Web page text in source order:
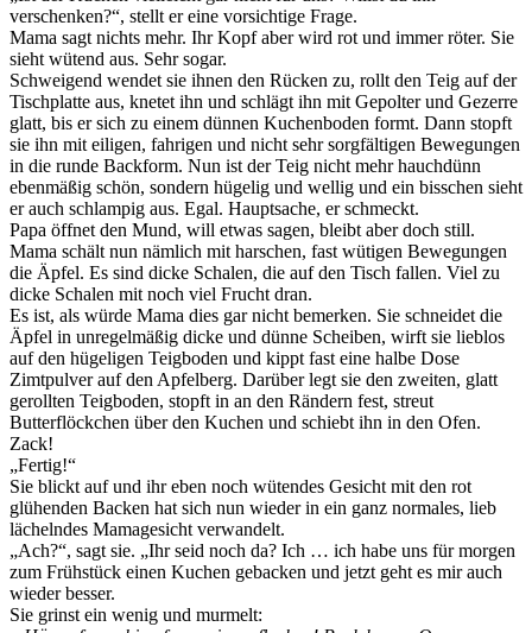
verschenken?“, stellt er eine vorsichtige Frage.
Mama sagt nichts mehr. Ihr Kopf aber wird rot und immer röter. Sie
sieht wütend aus. Sehr sogar.
Schweigend wendet sie ihnen den Rücken zu, rollt den Teig auf der
Tischplatte aus, knetet ihn und schlägt ihn mit Gepolter und Gezerre
glatt, bis er sich zu einem dünnen Kuchenboden formt. Dann stopft
sie ihn mit eiligen, fahrigen und nicht sehr sorgfältigen Bewegungen
in die runde Backform. Nun ist der Teig nicht mehr hauchdünn
ebenmäßig schön, sondern hügelig und wellig und ein bisschen sieht
er auch schlampig aus. Egal. Hauptsache, er schmeckt.
Papa öffnet den Mund, will etwas sagen, bleibt aber doch still.
Mama schält nun nämlich mit harschen, fast wütigen Bewegungen
die Äpfel. Es sind dicke Schalen, die auf den Tisch fallen. Viel zu
dicke Schalen mit noch viel Frucht dran.
Es ist, als würde Mama dies gar nicht bemerken. Sie schneidet die
Äpfel in unregelmäßig dicke und dünne Scheiben, wirft sie lieblos
auf den hügeligen Teigboden und kippt fast eine halbe Dose
Zimtpulver auf den Apfelberg. Darüber legt sie den zweiten, glatt
gerollten Teigboden, stopft in an den Rändern fest, streut
Butterflöckchen über den Kuchen und schiebt ihn in den Ofen.
Zack!
„Fertig!“
Sie blickt auf und ihr eben noch wütendes Gesicht mit den rot
glühenden Backen hat sich nun wieder in ein ganz normales, lieb
lächelndes Mamagesicht verwandelt.
„Ach?“, sagt sie. „Ihr seid noch da? Ich … ich habe uns für morgen
zum Frühstück einen Kuchen gebacken und jetzt geht es mir auch
wieder besser.
Sie grinst ein wenig und murmelt: